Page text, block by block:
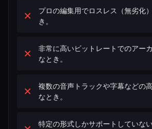
プロの編集用でロスレス（無劣化
き。
非常に高いビットレートでのアー
なとき。
複数の音声トラックや字幕などの
なとき。
特定の形式しかサポートしていな